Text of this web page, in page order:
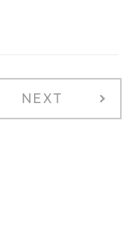
NEXT